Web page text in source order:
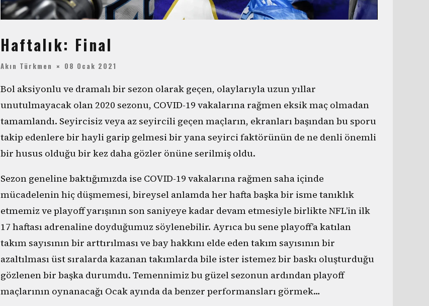
Haftalık: Final
Akın Türkmen 08 Ocak 2021
Bol aksiyonlu ve dramalı bir sezon olarak geçen, olaylarıyla uzun yıllar
unutulmayacak olan 2020 sezonu, COVID-19 vakalarına rağmen eksik maç olmadan
tamamlandı. Seyircisiz veya az seyircili geçen maçların, ekranları başından bu sporu
takip edenlere bir hayli garip gelmesi bir yana seyirci faktörünün de ne denli önemli
bir husus olduğu bir kez daha gözler önüne serilmiş oldu.
Sezon geneline baktığımızda ise COVID-19 vakalarına rağmen saha içinde
mücadelenin hiç düşmemesi, bireysel anlamda her hafta başka bir isme tanıklık
etmemiz ve playoff yarışının son saniyeye kadar devam etmesiyle birlikte NFL’in ilk
17 haftası adrenaline doyduğumuz söylenebilir. Ayrıca bu sene playoff’a katılan
takım sayısının bir arttırılması ve bay hakkını elde eden takım sayısının bir
azaltılması üst sıralarda kazanan takımlarda bile ister istemez bir baskı oluşturduğu
gözlenen bir başka durumdu. Temennimiz bu güzel sezonun ardından playoff
maçlarının oynanacağı Ocak ayında da benzer performansları görmek…